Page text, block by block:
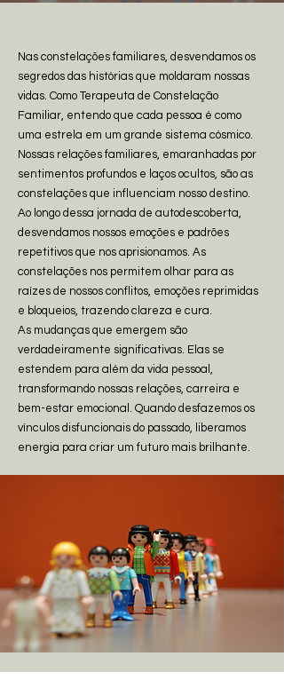
Nas constelações familiares, desvendamos os
segredos das histórias que moldaram nossas
vidas. Como Terapeuta de Constelação
Familiar, entendo que cada pessoa é como
uma estrela em um grande sistema cósmico.
Nossas relações familiares, emaranhadas por
sentimentos profundos e laços ocultos, são as
constelações que influenciam nosso destino.
Ao longo dessa jornada de autodescoberta,
desvendamos nossos emoções e padrões
repetitivos que nos aprisionamos. As
constelações nos permitem olhar para as
raízes de nossos conflitos, emoções reprimidas
e bloqueios, trazendo clareza e cura.
As mudanças que emergem são
verdadeiramente significativas. Elas se
estendem para além da vida pessoal,
transformando nossas relações, carreira e
bem-estar emocional. Quando desfazemos os
vínculos disfuncionais do passado, liberamos
energia para criar um futuro mais brilhante.